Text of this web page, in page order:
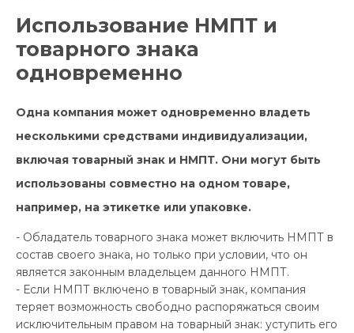
Использование НМПТ и
товарного знака
одновременно
Одна компания может одновременно владеть
несколькими средствами индивидуализации,
включая товарный знак и НМПТ. Они могут быть
использованы совместно на одном товаре,
например, на этикетке или упаковке.
- Обладатель товарного знака может включить НМПТ в
состав своего знака, но только при условии, что он
является законным владельцем данного НМПТ.
- Если НМПТ включено в товарный знак, компания
теряет возможность свободно распоряжаться своим
исключительным правом на товарный знак: уступить его